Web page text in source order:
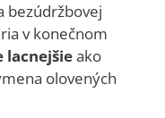
bezúdržbovej
v konečnom
lacnejšieako
olovených